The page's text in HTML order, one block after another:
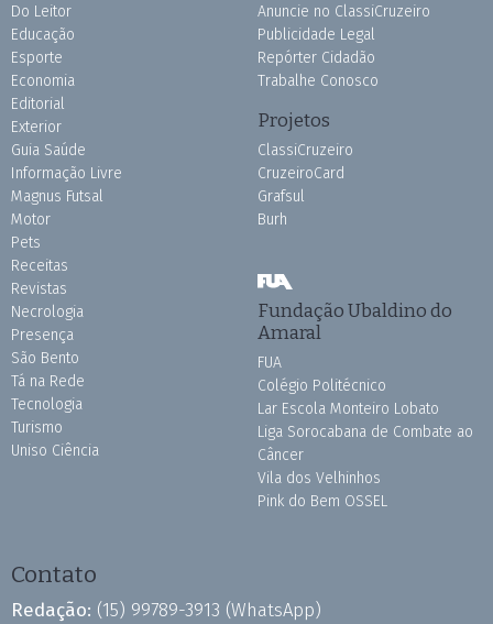
Do Leitor
Educação
Esporte
Economia
Editorial
Exterior
Guia Saúde
Informação Livre
Magnus Futsal
Motor
Pets
Receitas
Revistas
Necrologia
Presença
São Bento
Tá na Rede
Tecnologia
Turismo
Uniso Ciência
Anuncie no ClassiCruzeiro
Publicidade Legal
Repórter Cidadão
Trabalhe Conosco
Projetos
ClassiCruzeiro
CruzeiroCard
Grafsul
Burh
Fundação Ubaldino do
Amaral
FUA
Colégio Politécnico
Lar Escola Monteiro Lobato
Liga Sorocabana de Combate ao
Câncer
Vila dos Velhinhos
Pink do Bem OSSEL
Contato
Redação: (15) 99789-3913 (WhatsApp)